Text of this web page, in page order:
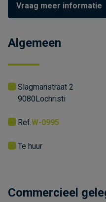
Vraag meer informatie
Algemeen
Lochristi
9080
Slagmanstraat 2
Ref. W-0995
Te huur
Commercieel